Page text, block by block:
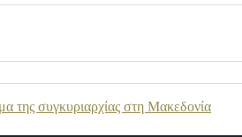
της συγκυριαρχίας στη Μακεδονία